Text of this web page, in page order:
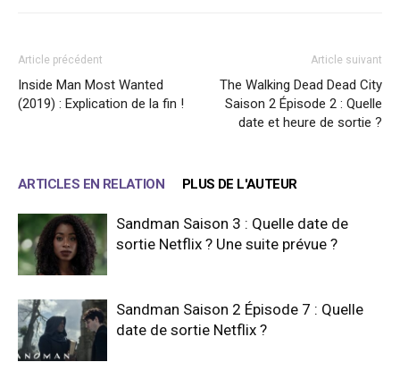
Article précédent
Inside Man Most Wanted
(2019) : Explication de la fin !
Article suivant
The Walking Dead Dead City
Saison 2 Épisode 2 : Quelle
date et heure de sortie ?
ARTICLES EN RELATION PLUS DE L'AUTEUR
Sandman Saison 3 : Quelle date de
sortie Netflix ? Une suite prévue ?
Sandman Saison 2 Épisode 7 : Quelle
date de sortie Netflix ?